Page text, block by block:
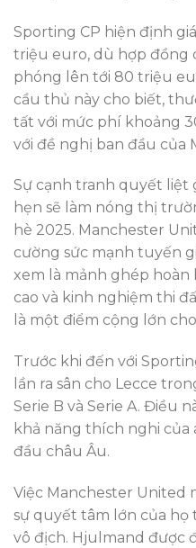
Sporting CP hiện định
triệu euro, dù hợp đồng
phóng lên tới 80 triệu
cầu thủ này cho biết,
tất với mức phí khoảng
với đề nghị ban đầu của
Sự cạnh tranh quyết liệt
hẹn sẽ làm nóng thị
hè 2025. Manchester
cường sức mạnh tuyến
xem là mảnh ghép hoàn
cao và kinh nghiệm thi
là một điểm cộng lớn
Trước khi đến với
lần ra sân cho Lecce
Serie B và Serie A. Điều
khả năng thích nghi của
đầu châu Âu.
Việc Manchester United
sự quyết tâm lớn của họ
vô địch. Hjulmand được